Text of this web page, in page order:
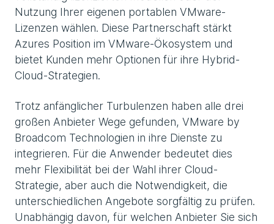
Nutzung Ihrer eigenen portablen VMware-
Lizenzen wählen. Diese Partnerschaft stärkt
Azures Position im VMware-Ökosystem und
bietet Kunden mehr Optionen für ihre Hybrid-
Cloud-Strategien.
Trotz anfänglicher Turbulenzen haben alle drei
großen Anbieter Wege gefunden, VMware by
Broadcom Technologien in ihre Dienste zu
integrieren. Für die Anwender bedeutet dies
mehr Flexibilität bei der Wahl ihrer Cloud-
Strategie, aber auch die Notwendigkeit, die
unterschiedlichen Angebote sorgfältig zu prüfen.
Unabhängig davon, für welchen Anbieter Sie sich